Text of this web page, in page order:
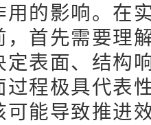
用的影响。在
，首先需要理
定表面、结构
过程极具代表
可能导致推进